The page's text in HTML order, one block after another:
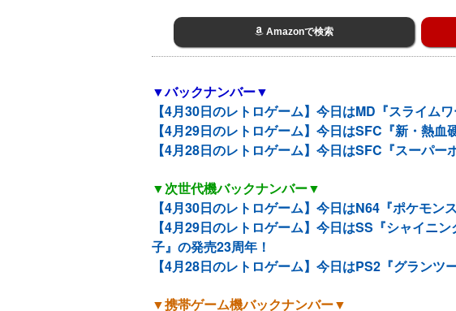
Amazonで検索
▼バックナンバー▼
【4月30日のレトロゲーム】今日はMD『スライム
【4月29日のレトロゲーム】今日はSFC『新・熱
【4月28日のレトロゲーム】今日はSFC『スーパー
▼次世代機バックナンバー▼
【4月30日のレトロゲーム】今日はN64『ポケモン
【4月29日のレトロゲーム】今日はSS『シャイニ
子』の発売23周年！
【4月28日のレトロゲーム】今日はPS2『グランツ
▼携帯ゲーム機バックナンバー▼